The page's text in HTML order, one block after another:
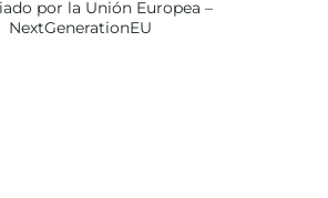
por la Unión Europea –
NextGenerationEU